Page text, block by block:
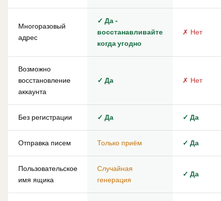
Многоразовый
адрес
✓ Да -
восстанавливайте
когда угодно
✗ Нет
Возможно
восстановление
аккаунта
✓ Да ✗ Нет
Без регистрации ✓ Да ✓ Да
Отправка писем Только приём ✓ Да
Пользовательское
имя ящика
Случайная
генерация
✓ Да